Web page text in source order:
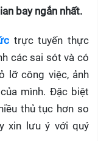
bay ngắn nhất.
trực tuyến thực
các sai sót và có
lỡ công việc, ảnh
mình. Đặc biệt
thủ tục hơn so
xin lưu ý với quý